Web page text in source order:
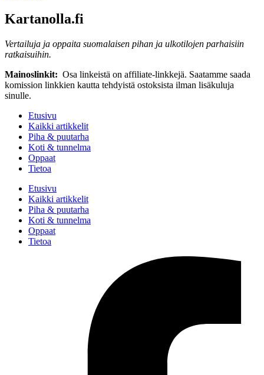
Kartanolla.fi
Vertailuja ja oppaita suomalaisen pihan ja ulkotilojen parhaisiin
ratkaisuihin.
Mainoslinkit: Osa linkeistä on affiliate-linkkejä. Saatamme saada
komission linkkien kautta tehdyistä ostoksista ilman lisäkuluja
sinulle.
Etusivu
Kaikki artikkelit
Piha & puutarha
Koti & tunnelma
Oppaat
Tietoa
Etusivu
Kaikki artikkelit
Piha & puutarha
Koti & tunnelma
Oppaat
Tietoa